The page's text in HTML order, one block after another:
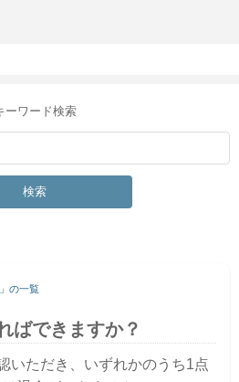
ーワード検索
検索
の一覧
ばできますか？
いただき、いずれかのうち1点